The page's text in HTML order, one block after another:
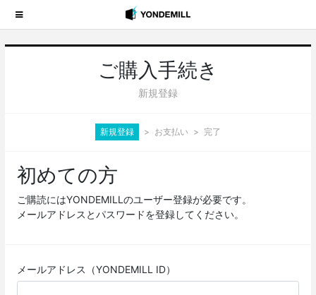
ご購入手続き
新規登録
新規登録 お支払い 完了
初めての方
ご購読にはYONDEMILLのユーザー登録が必要です。
メールアドレスとパスワードを登録してください。
メールアドレス（YONDEMILL ID）